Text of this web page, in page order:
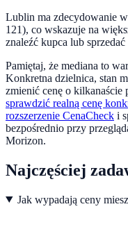
Lublin ma zdecydowanie
121), co wskazuje na
znaleźć kupca lub
Pamiętaj, że mediana to
Konkretna dzielnica, stan
zmienić cenę o kilkanaście
sprawdzić realną cenę
rozszerzenie CenaCheck i
bezpośrednio przy
Morizon.
Najczęściej
Jak wypadają ceny